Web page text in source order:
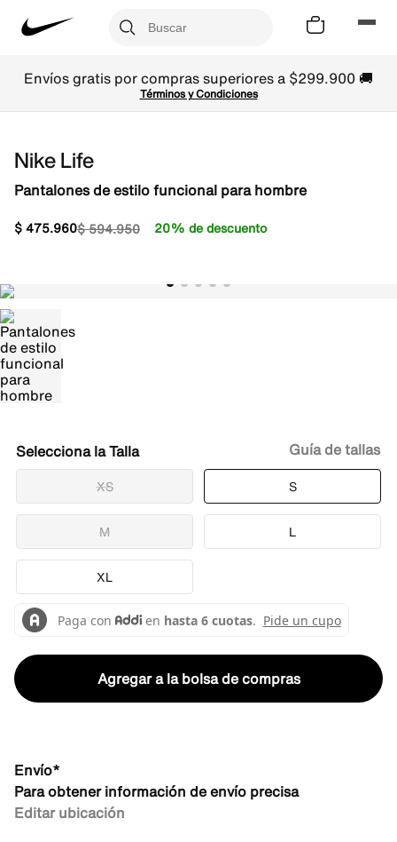
Envíos gratis por compras superiores a $299.900 🚚
Términos y Condiciones
Nike Life
Pantalones de estilo funcional para hombre
$594.950
$475.960 20% de descuento
Talla
XS S
M L
XL
Guía de tallas
Agregar a la bolsa de compras
Envío*
Para obtener información de envío precisa
Editar ubicación